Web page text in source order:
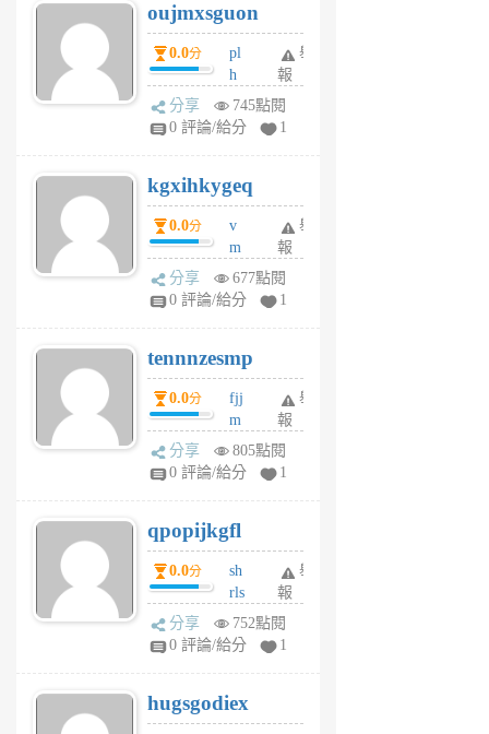
個
月
前
個
月
前
oujmxsguon
0.0分
pl
h
wi
w
6
個
月
前
舉
報
分享
745點閱
0 評論/給分
1
kgxihkygeq
0.0分
v
m
sg
sr
6
個
月
前
舉
報
分享
677點閱
0 評論/給分
1
tennnzesmp
0.0分
fjj
m
w
rs
6
個
月
前
舉
報
分享
805點閱
0 評論/給分
1
qpopijkgfl
0.0分
sh
rls
k
m
6
個
舉
報
分享
752點閱
0 評論/給分
1
hugsgodiex